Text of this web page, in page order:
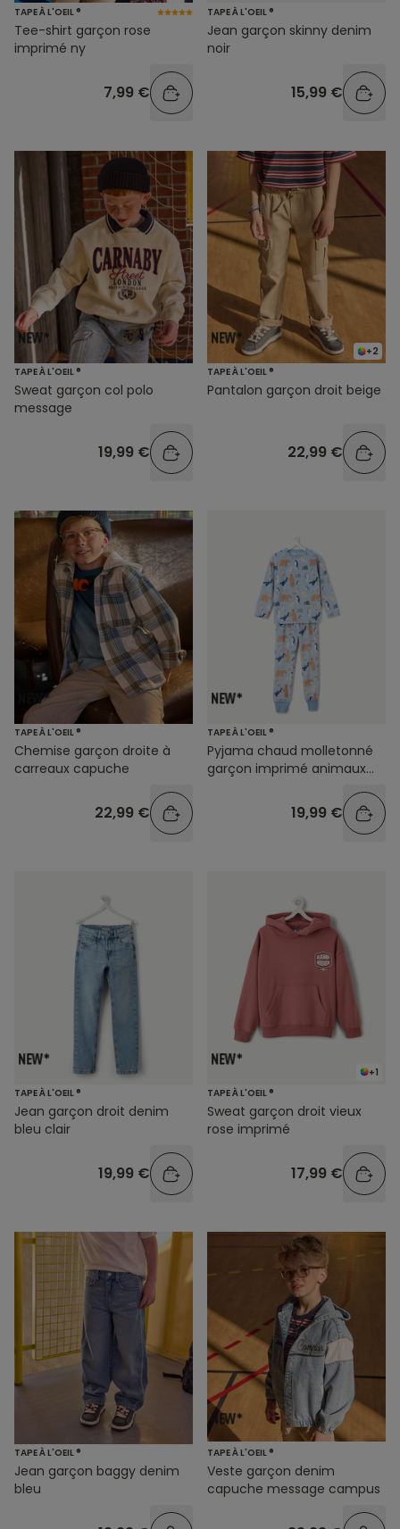
TAPE À L'OEIL ®
Tee-shirt garçon rose
imprimé ny
7,99 €
TAPE À L'OEIL ®
Jean garçon skinny denim
noir
15,99 €
TAPE À L'OEIL ®
Sweat garçon col polo
message
19,99 €
+2
TAPE À L'OEIL ®
Pantalon garçon droit beige
22,99 €
TAPE À L'OEIL ®
Chemise garçon droite à
carreaux capuche
22,99 €
TAPE À L'OEIL ®
Pyjama chaud molletonné
garçon imprimé animaux
19,99 €
TAPE À L'OEIL ®
Jean garçon droit denim
bleu clair
19,99 €
+1
TAPE À L'OEIL ®
Sweat garçon droit vieux
rose imprimé
17,99 €
TAPE À L'OEIL ®
Jean garçon baggy denim
bleu
TAPE À L'OEIL ®
Veste garçon denim
capuche message campus